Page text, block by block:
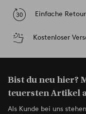
Einfache
Kostenloser
Bist du neu hier?
teuersten Artikel
Als Kunde bei uns